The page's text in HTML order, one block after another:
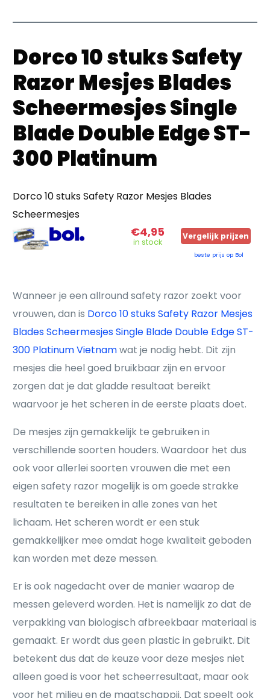
Dorco 10 stuks Safety
Razor Mesjes Blades
Scheermesjes Single
Blade Double Edge ST-
300 Platinum
Dorco 10 stuks Safety Razor Mesjes Blades
Scheermesjes
€4,95
in stock
Vergelijk prijzen
beste prijs op Bol
Wanneer je een allround safety razor zoekt voor
vrouwen, dan is Dorco 10 stuks Safety Razor Mesjes
Blades Scheermesjes Single Blade Double Edge ST-
300 Platinum Vietnamwat je nodig hebt. Dit zijn
mesjes die heel goed bruikbaar zijn en ervoor
zorgen dat je dat gladde resultaat bereikt
waarvoor je het scheren in de eerste plaats doet.
De mesjes zijn gemakkelijk te gebruiken in
verschillende soorten houders. Waardoor het dus
ook voor allerlei soorten vrouwen die met een
eigen safety razor mogelijk is om goede strakke
resultaten te bereiken in alle zones van het
lichaam. Het scheren wordt er een stuk
gemakkelijker mee omdat hoge kwaliteit geboden
kan worden met deze messen.
Er is ook nagedacht over de manier waarop de
messen geleverd worden. Het is namelijk zo dat de
verpakking van biologisch afbreekbaar materiaal is
gemaakt. Er wordt dus geen plastic in gebruikt. Dit
betekent dus dat de keuze voor deze mesjes niet
alleen goed is voor het scheerresultaat, maar ook
voor het milieu en de maatschappij. Dat speelt ook